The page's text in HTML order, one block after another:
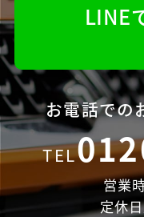
LINE
お電話での
TEL
営業
定休